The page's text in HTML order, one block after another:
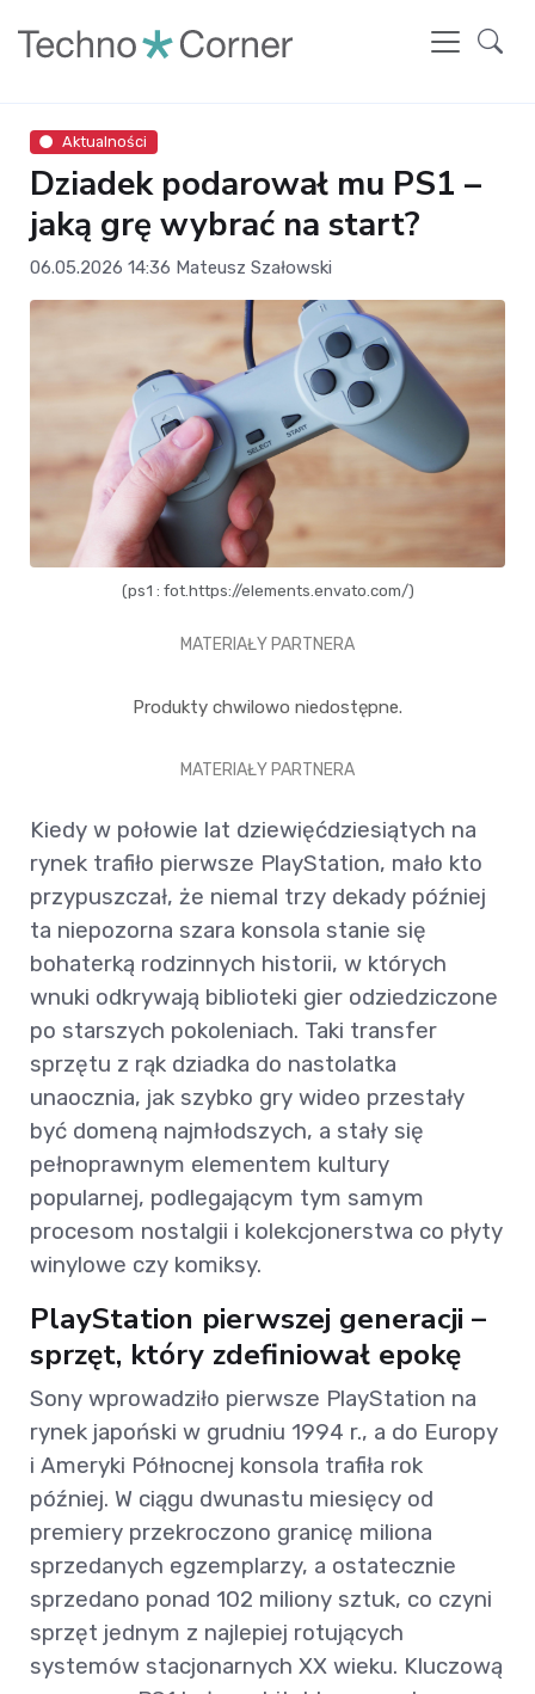
Aktualności
Dziadek podarował mu PS1 –
jaką grę wybrać na start?
06.05.2026 14:36 Mateusz Szałowski
(ps1 : fot.https://elements.envato.com/)
MATERIAŁY PARTNERA
Produkty chwilowo niedostępne.
MATERIAŁY PARTNERA
Kiedy w połowie lat dziewięćdziesiątych na
rynek trafiło pierwsze PlayStation, mało kto
przypuszczał, że niemal trzy dekady później
ta niepozorna szara konsola stanie się
bohaterką rodzinnych historii, w których
wnuki odkrywają biblioteki gier odziedziczone
po starszych pokoleniach. Taki transfer
sprzętu z rąk dziadka do nastolatka
unaocznia, jak szybko gry wideo przestały
być domeną najmłodszych, a stały się
pełnoprawnym elementem kultury
popularnej, podlegającym tym samym
procesom nostalgii i kolekcjonerstwa co płyty
winylowe czy komiksy.
PlayStation pierwszej generacji –
sprzęt, który zdefiniował epokę
Sony wprowadziło pierwsze PlayStation na
rynek japoński w grudniu 1994 r., a do Europy
i Ameryki Północnej konsola trafiła rok
później. W ciągu dwunastu miesięcy od
premiery przekroczono granicę miliona
sprzedanych egzemplarzy, a ostatecznie
sprzedano ponad 102 miliony sztuk, co czyni
sprzęt jednym z najlepiej rotujących
systemów stacjonarnych XX wieku. Kluczową